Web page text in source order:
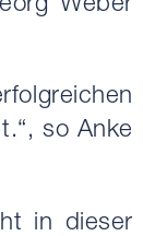
so Anke
in dieser